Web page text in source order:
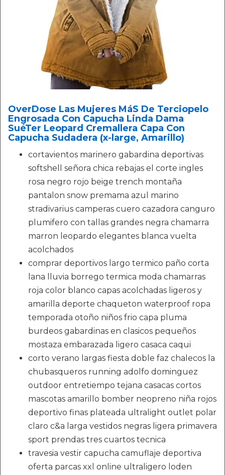
OverDose Las Mujeres MáS De Terciopelo
Engrosada Con Capucha Linda Dama
SuéTer Leopard Cremallera Capa Con
Capucha Sudadera (x-large, Amarillo)
cortavientos marinero gabardina deportivas
softshell señora chica rebajas el corte ingles
rosa negro rojo beige trench montaña
pantalon snow premama azul marino
stradivarius camperas cuero cazadora canguro
plumifero con tallas grandes negra chamarra
marron leopardo elegantes blanca vuelta
acolchados
comprar deportivos largo termico paño corta
lana lluvia borrego termica moda chamarras
roja color blanco capas acolchadas ligeros y
amarilla deporte chaqueton waterproof ropa
temporada otoño niños frio capa pluma
burdeos gabardinas en clasicos pequeños
mostaza embarazada ligero casaca caqui
corto verano largas fiesta doble faz chalecos la
chubasqueros running adolfo dominguez
outdoor entretiempo tejana casacas cortos
mascotas amarillo bomber neopreno niña rojos
deportivo finas plateada ultralight outlet polar
claro c&a larga vestidos negras ligera primavera
sport prendas tres cuartos tecnica
travesia vestir capucha camuflaje deportiva
oferta parcas xxl online ultraligero loden